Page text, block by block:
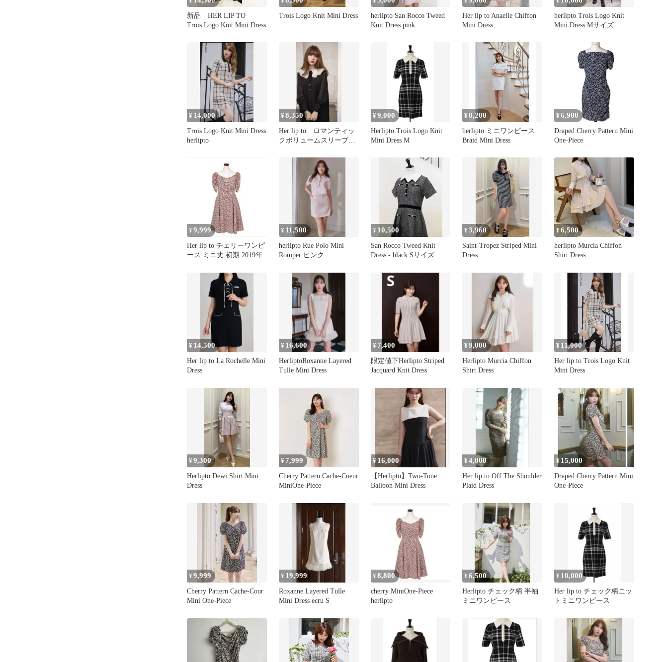
新品 HER LIP TO
Trois Logo Knit Mini Dress
Trois Logo Knit Mini Dress
herlipto San Rocco Tweed
Knit Dress pink
Her lip to Anaelle Chiffon
Mini Dress
herlipto Trois Logo Knit
Mini Dress Mサイズ
¥ 14,000
Trois Logo Knit Mini Dress
herlipto
¥8,350
Her lip to ロマンティッ
クボリュームスリーブミ
¥9,000
Herlipto Trois Logo Knit
Mini Dress M
¥8,200
herlipto ミニワンピース
Braid Mini Dress
¥ 6,900
Draped Cherry Pattern Mini
One-Piece
¥ 9,999
Her lip to チェリーワンピ
ース ミニ丈 初期 2019年
¥ 11,500
herlipto Rue Polo Mini
Romper ピンク
¥ 10,500
San Rocco Tweed Knit
Dress - black Sサイズ
¥3,960
Saint-Tropez Striped Mini
Dress
¥6,500
herlipto Murcia Chiffon
Shirt Dress
¥ 14,500
Her lip to La Rochelle Mini
Dress
¥ 16,600
HerliptoRoxanne Layered
Tulle Mini Dress
¥ 7,400
限定値下Herlipto Striped
Jacquard Knit Dress
¥9,000
Herlipto Murcia Chiffon
Shirt Dress
¥ 11,000
Her lip to Trois Logo Knit
Mini Dress
¥9,300
Herlipto Dewi Shirt Mini
Dress
¥ 7,999
Cherry Pattern Cache-Coeur
MiniOne-Piece
¥ 16,000
【Herlipto】Two-Tone
Balloon Mini Dress
¥4,000
Her lip to Off The Shoulder
Plaid Dress
¥ 15,000
Draped Cherry Pattern Mini
One-Piece
¥9,999
Cherry Pattern Cache-Cour
Mini One-Piece
¥ 19,999
Roxanne Layered Tulle
Mini Dress ecru S
¥ 8,800
cherry MiniOne-Piece
herlipto
¥6,500
Herlipto チェック柄 半袖
ミニワンピース
¥ 10,000
Her lip to チェック柄ニッ
トミニワンピース